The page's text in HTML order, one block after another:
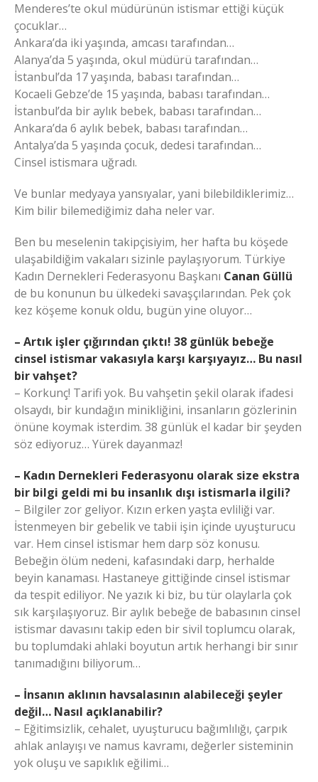
Menderes’te okul müdürünün istismar ettiği küçük
çocuklar…
Ankara’da iki yaşında, amcası tarafından…
Alanya’da 5 yaşında, okul müdürü tarafından…
İstanbul’da 17 yaşında, babası tarafından…
Kocaeli Gebze’de 15 yaşında, babası tarafından…
İstanbul’da bir aylık bebek, babası tarafından…
Ankara’da 6 aylık bebek, babası tarafından…
Antalya’da 5 yaşında çocuk, dedesi tarafından…
Cinsel istismara uğradı.
Ve bunlar medyaya yansıyalar, yani bilebildiklerimiz…
Kim bilir bilemediğimiz daha neler var.
Ben bu meselenin takipçisiyim, her hafta bu köşede
ulaşabildiğim vakaları sizinle paylaşıyorum. Türkiye
Kadın Dernekleri Federasyonu Başkanı Canan Güllü
de bu konunun bu ülkedeki savaşçılarından. Pek çok
kez köşeme konuk oldu, bugün yine oluyor…
– Artık işler çığırından çıktı! 38 günlük bebeğe
cinsel istismar vakasıyla karşı karşıyayız… Bu nasıl
bir vahşet?
– Korkunç! Tarifi yok. Bu vahşetin şekil olarak ifadesi
olsaydı, bir kundağın minikliğini, insanların gözlerinin
önüne koymak isterdim. 38 günlük el kadar bir şeyden
söz ediyoruz… Yürek dayanmaz!
– Kadın Dernekleri Federasyonu olarak size ekstra
bir bilgi geldi mi bu insanlık dışı istismarla ilgili?
– Bilgiler zor geliyor. Kızın erken yaşta evliliği var.
İstenmeyen bir gebelik ve tabii işin içinde uyuşturucu
var. Hem cinsel istismar hem darp söz konusu.
Bebeğin ölüm nedeni, kafasındaki darp, herhalde
beyin kanaması. Hastaneye gittiğinde cinsel istismar
da tespit ediliyor. Ne yazık ki biz, bu tür olaylarla çok
sık karşılaşıyoruz. Bir aylık bebeğe de babasının cinsel
istismar davasını takip eden bir sivil toplumcu olarak,
bu toplumdaki ahlaki boyutun artık herhangi bir sınır
tanımadığını biliyorum…
– İnsanın aklının havsalasının alabileceği şeyler
değil… Nasıl açıklanabilir?
– Eğitimsizlik, cehalet, uyuşturucu bağımlılığı, çarpık
ahlak anlayışı ve namus kavramı, değerler sisteminin
yok oluşu ve sapıklık eğilimi…